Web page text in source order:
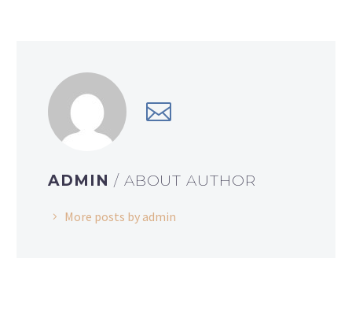
ADMIN / ABOUT AUTHOR
More posts by admin